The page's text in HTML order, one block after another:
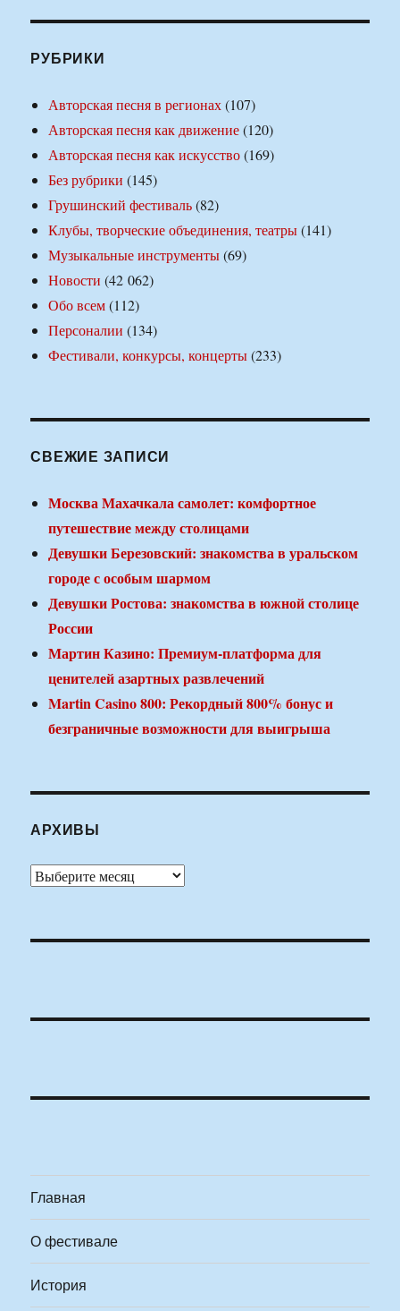
РУБРИКИ
Авторская песня в регионах(107)
Авторская песня как движение(120)
Авторская песня как искусство(169)
Без рубрики (145)
Грушинский фестиваль(82)
Клубы, творческие объединения, театры(141)
Музыкальные инструменты(69)
Новости (42 062)
Обо всем(112)
Персоналии (134)
Фестивали, конкурсы, концерты(233)
СВЕЖИЕ ЗАПИСИ
Москва Махачкала самолет: комфортное
путешествие между столицами
Девушки Березовский: знакомства в уральском
городе с особым шармом
Девушки Ростова: знакомства в южной столице
России
Мартин Казино: Премиум-платформа для
ценителей азартных развлечений
Martin Casino 800: Рекордный 800% бонус и
безграничные возможности для выигрыша
АРХИВЫ
Архивы
Главная
О фестивале
История